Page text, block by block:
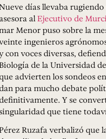
días llevaba
alEjecutivo de
Menor puso sobre la
ingenieros
con voces diversas,
de la Universidad
advierten los sondeos
para mucho debate
Y se
que tiene
Ruzafa verbalizó que